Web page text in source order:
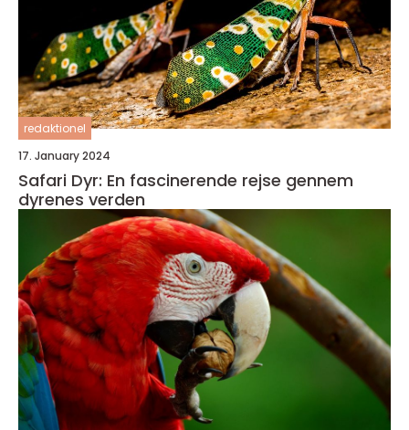
redaktionel
17. January 2024
Safari Dyr: En fascinerende rejse gennem
dyrenes verden